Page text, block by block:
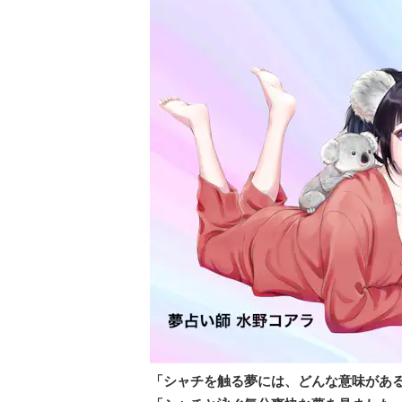
「シャチを触る夢には、どんな意味があ